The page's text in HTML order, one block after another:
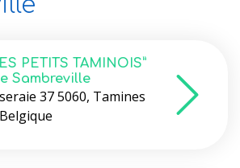
PETITS TAMINOIS”
Sambreville
37 5060, Tamines